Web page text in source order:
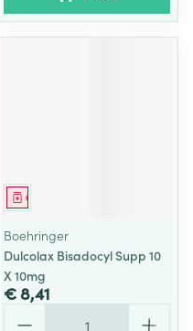
Geneesmiddel
Boehringer
Dulcolax Bisadocyl Supp 10
X 10mg
€ 8,41